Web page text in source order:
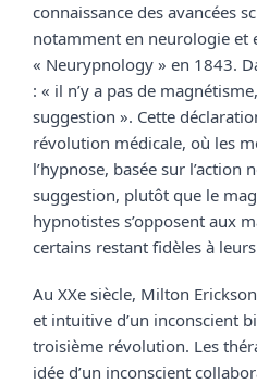
connaissance des avancées
notamment en neurologie et
« Neurypnology » en 1843.
: « il n’y a pas de
suggestion ». Cette
révolution médicale, où les
l’hypnose, basée sur l’action
suggestion, plutôt que le
hypnotistes s’opposent aux
certains restant fidèles à
Au XXe siècle, Milton
et intuitive d’un inconscient
troisième révolution. Les
idée d’un inconscient